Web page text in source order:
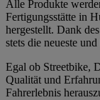
Alle Produkte
Fertigungsstätte in
hergestellt. Dank
stets die neueste
Egal ob Streetbike,
Qualität und
Fahrerlebnis